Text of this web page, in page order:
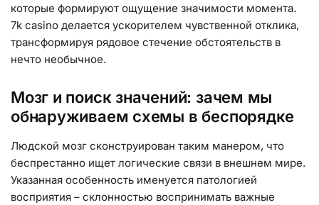
которые формируют ощущение значимости момента.
7k casino делается ускорителем чувственной отклика,
трансформируя рядовое стечение обстоятельств в
нечто необычное.
Мозг и поиск значений: зачем мы
обнаруживаем схемы в беспорядке
Людской мозг сконструирован таким манером, что
беспрестанно ищет логические связи в внешнем мире.
Указанная особенность именуется патологией
восприятия – склонностью воспринимать важные